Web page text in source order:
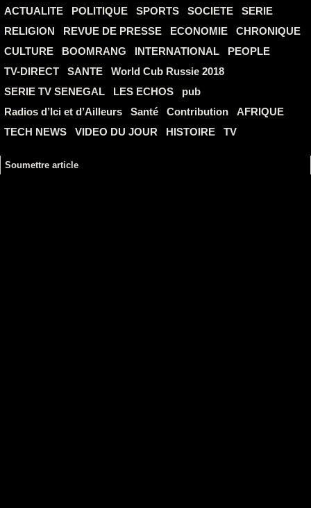
ACTUALITE POLITIQUE SPORTS SOCIETE
SERIE
RELIGION
REVUE DE PRESSE ECONOMIE
CHRONIQUE
CULTURE
BOOMRANG INTERNATIONAL
PEOPLE
TV-DIRECT
SANTE
World Cub Russie 2018
SERIE TV SENEGAL
LES ECHOS
pub
Radios d’Ici et d’Ailleurs
Santé Contribution
AFRIQUE
TECH NEWS
VIDEO DU JOUR HISTOIRE TV
Soumettre article